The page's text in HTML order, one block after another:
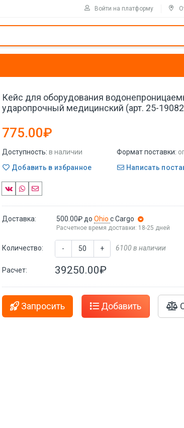
Войти на платформу
Кейс для оборудования
ударопрочный медицинский (арт. 25-
775.00₽
Доступность: в наличии Формат поставки:
Добавить в избранное
Написать
Доставка: 500.00₽ доOhioс Cargo
Расчетное время доставки: 18-25 дней
Количество: - + 6100 в наличии
Расчет: 39250.00₽
Запросить Добавить